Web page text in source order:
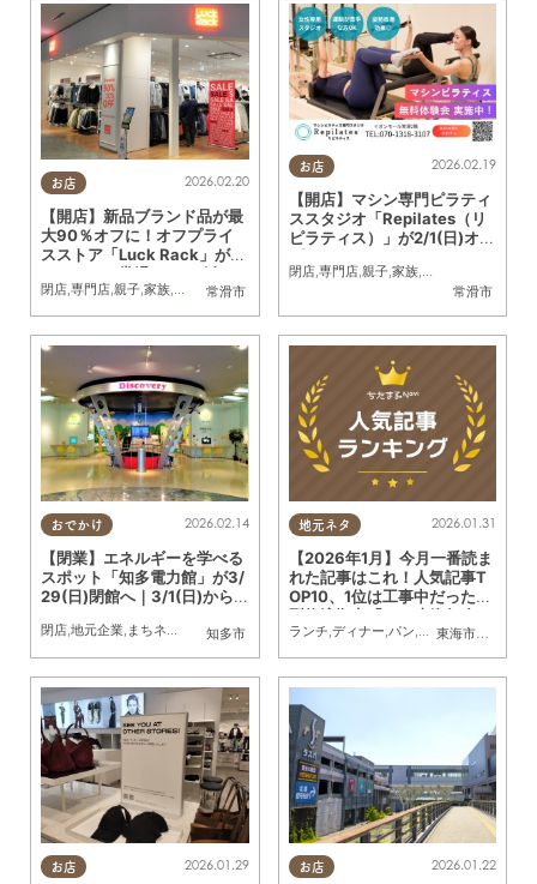
お店
常滑市
2026.02.20
【開店】新品ブランド品が最
大90％オフに！オフプライ
スストア「Luck Rack」がイ
オンモール常滑に2/20(金)オ
ープン
閉店,専門店,親子,家族,カップル,おひとりさま
お店
常滑市
2026.02.19
【開店】マシン専門ピラティ
ススタジオ「Repilates（リ
ピラティス）」が2/1(日)オー
プン！
閉店,専門店,親子,家族,カップル
おでかけ
知多市
2026.02.14
【閉業】エネルギーを学べる
スポット「知多電力館」が3/
29(日)閉館へ｜3/1(日)から
閉店,地元企業, まちネタ 親子,家族
地元ネタ
東海市
,大府市
2026.01.31
【2026年1月】今月一番読ま
れた記事はこれ！人気記事T
OP10、1位は工事中だった大
型物流拠点「CPD東海知多」
ランチ ディナー パン カフェ,スイーツ
お店 2026.01.29 お店 2026.01.22